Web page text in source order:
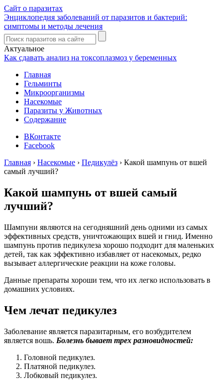
Сайт о паразитах
Энциклопедия заболеваний от паразитов и бактерий:
симптомы и методы лечения
Актуальное
Как сдавать анализ на токсоплазмоз у беременных
Главная
Гельминты
Микроорганизмы
Насекомые
Паразиты у Животных
Содержание
ВКонтакте
Facebook
Главная › Насекомые › Педикулёз › Какой шампунь от вшей
самый лучший?
Какой шампунь от вшей самый
лучший?
Шампуни являются на сегодняшний день одними из самых
эффективных средств, уничтожающих вшей и гнид. Именно
шампунь против педикулеза хорошо подходит для маленьких
детей, так как эффективно избавляет от насекомых, редко
вызывает аллергические реакции на коже головы.
Данные препараты хороши тем, что их легко использовать в
домашних условиях.
Чем лечат педикулез
Заболевание является паразитарным, его возбудителем
является вошь. Болезнь бывает трех разновидностей:
Головной педикулез.
Платяной педикулез.
Лобковый педикулез.